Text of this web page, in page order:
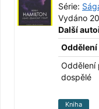
Série:
Vydáno
Další
Oddělení
Oddělení
dospělé
Kniha